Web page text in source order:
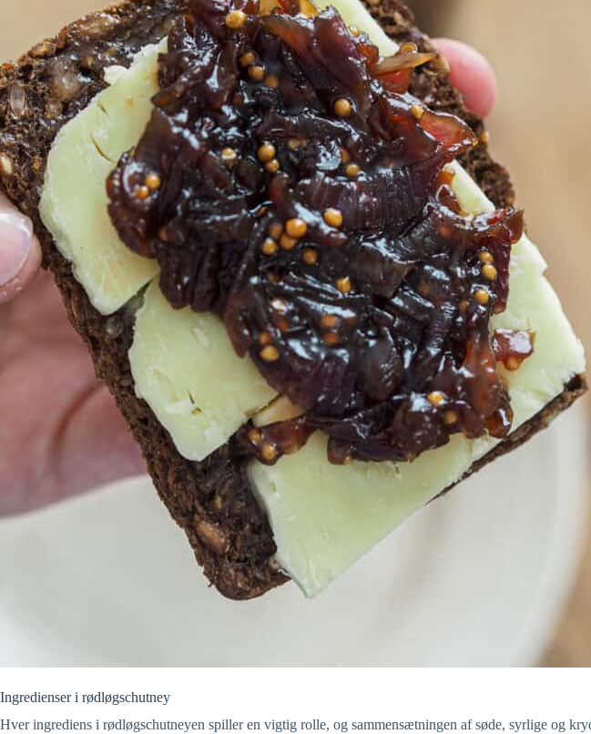
Ingredienser i rødløgschutney
Hver ingrediens i rødløgschutneyen spiller en vigtig rolle, og sammensætningen af søde, syrlige og